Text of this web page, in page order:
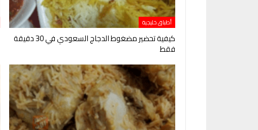
أطباق خليجية
كيفية تحضير مضغوط الدجاج السعودي في 30 دقيقة
فقط